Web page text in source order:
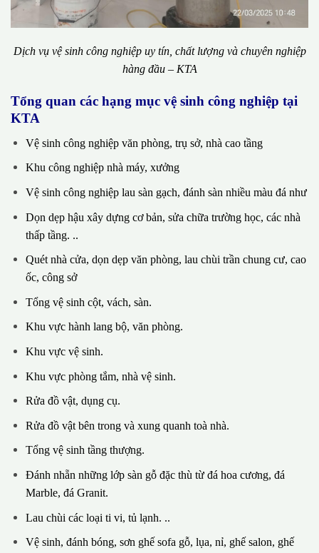
Dịch vụ vệ sinh công nghiệp uy tín, chất lượng và chuyên nghiệp
hàng đầu – KTA
Tổng quan các hạng mục vệ sinh công nghiệp tại
KTA
Vệ sinh công nghiệp văn phòng, trụ sở, nhà cao tầng
Khu công nghiệp nhà máy, xưởng
Vệ sinh công nghiệp lau sàn gạch, đánh sàn nhiều màu đá như
Dọn dẹp hậu xây dựng cơ bản, sửa chữa trường học, các nhà
thấp tầng. ..
Quét nhà cửa, dọn dẹp văn phòng, lau chùi trần chung cư, cao
ốc, công sở
Tổng vệ sinh cột, vách, sàn.
Khu vực hành lang bộ, văn phòng.
Khu vực vệ sinh.
Khu vực phòng tắm, nhà vệ sinh.
Rửa đồ vật, dụng cụ.
Rửa đồ vật bên trong và xung quanh toà nhà.
Tổng vệ sinh tầng thượng.
Đánh nhẵn những lớp sàn gỗ đặc thù từ đá hoa cương, đá
Marble, đá Granit.
Lau chùi các loại ti vi, tủ lạnh. ..
Vệ sinh, đánh bóng, sơn ghế sofa gỗ, lụa, nỉ, ghế salon, ghế